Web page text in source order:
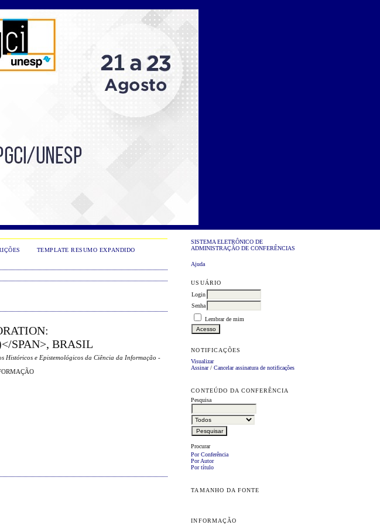
SISTEMA ELETRÔNICO DE
ADMINISTRAÇÃO DE CONFERÊNCIAS
Ajuda
USUÁRIO
Login
Senha
Lembrar de mim
NOTIFICAÇÕES
Visualizar
Assinar/Cancelar assinatura de notificações
CONTEÚDO DA CONFERÊNCIA
Pesquisa
Procurar
Por Conferência
Por Autor
Por título
TAMANHO DA FONTE
INFORMAÇÃO
TEMPLATE RESUMO EXPANDIDO
SPAN>, BRASIL
Históricos e Epistemológicos da Ciência da Informação -